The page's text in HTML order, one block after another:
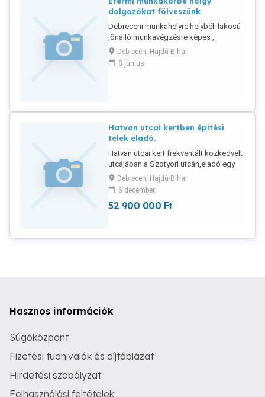
dolgozókat fölveszünk.
Debreceni munkahelyre helybéli lakosú
,önálló munkavégzésre képes ,
vendégek kiszolgálásában is jártas,
konyhai munkában is jártas tisztaságot
szerető , hölgy dolgozókat azonnali
Debrecen, Hajdú-Bihar
8 június
Hatvan utcai kertben épitési
telek eladó.
Hatvan utcai kert frekventált közkedvelt
utcájában a Szotyori utcán,eladó egy
összközműves 587nm nagyságú
építési telek.Melyen jelenleg egy 50nm
es felújítást igénylő lakó ingatlan
található. Melyre egy 115 nm
Érd:06301948717.
Debrecen, Hajdú-Bihar
6 december
52 900 000 Ft
Hasznos információk
Súgóközpont
Fizetési tudnivalók és díjtáblázat
Hirdetési szabályzat
Felhasználási feltételek